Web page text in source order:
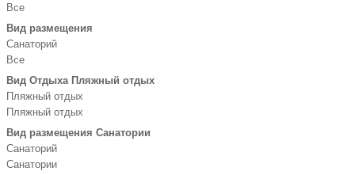
Все
Вид размещения
Санаторий
Все
Вид Отдыха Пляжный отдых
Пляжный отдых
Пляжный отдых
Вид размещения Санатории
Санаторий
Санатории